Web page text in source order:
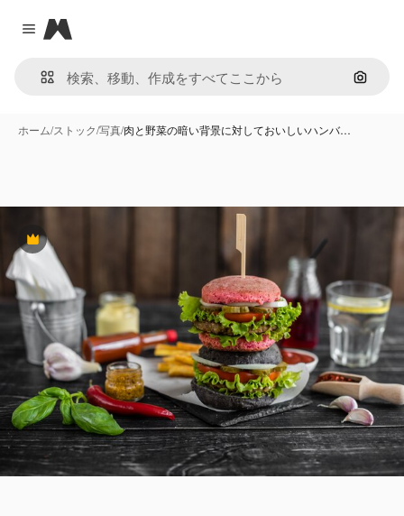
Close menu
Magnific
画像で
ホーム/ストック/写真/肉と野菜の暗い背景に対しておいしいハンバ…
Premium